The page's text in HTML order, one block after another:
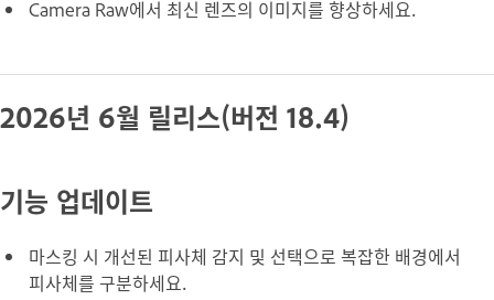
Camera Raw에서 최신 렌즈의 이미지를 향상하세요.
2026년 6월 릴리스(버전 18.4)
기능 업데이트
마스킹 시 개선된 피사체 감지 및 선택으로 복잡한 배경에서
피사체를 구분하세요.